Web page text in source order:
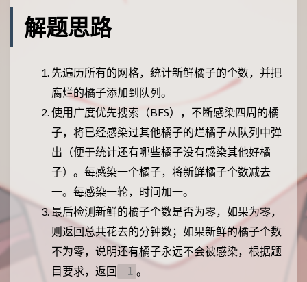
解题思路
先遍历所有的网格，统计新鲜橘子的个数，并把
腐烂的橘子添加到队列。
使用广度优先搜索（BFS），不断感染四周的橘
子，将已经感染过其他橘子的烂橘子从队列中弹
出（便于统计还有哪些橘子没有感染其他好橘
子）。每感染一个橘子，将新鲜橘子个数减去
一。每感染一轮，时间加一。
最后检测新鲜的橘子个数是否为零，如果为零，
则返回总共花去的分钟数；如果新鲜的橘子个数
不为零，说明还有橘子永远不会被感染，根据题
目要求，返回 -1 。